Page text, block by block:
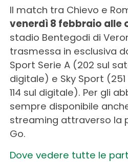
Il match tra Chievo e
venerdì 8 febbraio alle
stadio Bentegodi di
trasmessa in esclusiva
Sport Serie A (202 sul
digitale) e Sky Sport
114 sul digitale). Per gli
sempre disponibile
streaming attraverso la
Go.
Dove vedere tutte le